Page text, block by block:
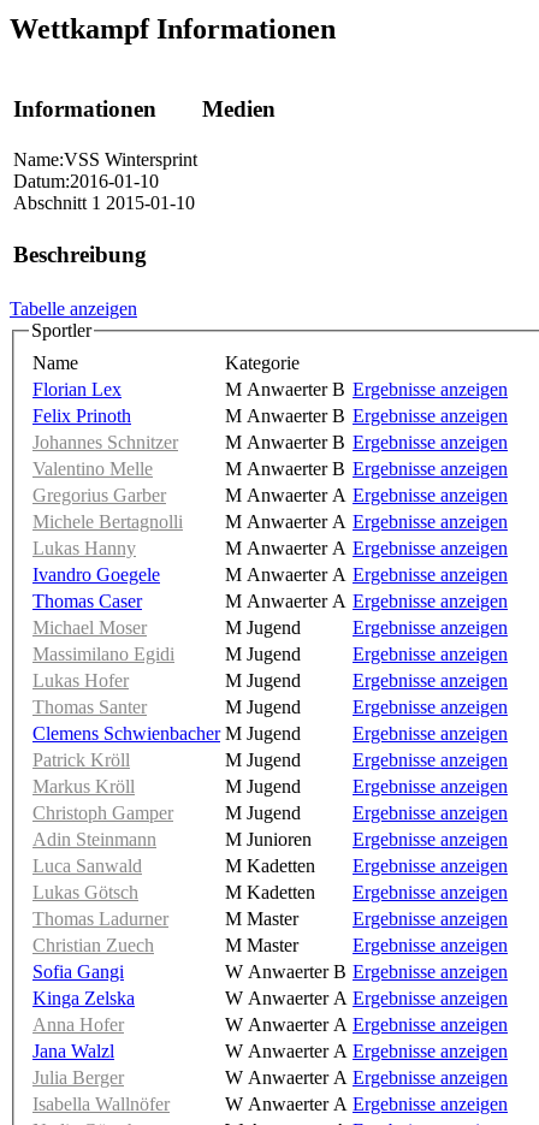
Wettkampf Informationen
Informationen Medien
Name:VSS Wintersprint
Datum:2016-01-10
Abschnitt 1 2015-01-10
Beschreibung
Tabelle anzeigen
Sportler
Name
Kategorie
Florian Lex
M Anwaerter B Ergebnisse anzeigen
Felix Prinoth
M Anwaerter B Ergebnisse anzeigen
Johannes Schnitzer
M Anwaerter B Ergebnisse anzeigen
Valentino Melle
M Anwaerter B Ergebnisse anzeigen
Gregorius Garber
M Anwaerter A Ergebnisse anzeigen
Michele Bertagnolli
M Anwaerter A Ergebnisse anzeigen
Lukas Hanny
M Anwaerter A Ergebnisse anzeigen
Ivandro Goegele
M Anwaerter A Ergebnisse anzeigen
Thomas Caser
M Anwaerter A Ergebnisse anzeigen
Michael Moser
M Jugend
Ergebnisse anzeigen
Massimilano Egidi
M Jugend
Ergebnisse anzeigen
Lukas Hofer
M Jugend
Ergebnisse anzeigen
Thomas Santer
M Jugend
Ergebnisse anzeigen
Clemens Schwienbacher M Jugend
Ergebnisse anzeigen
Patrick Kröll
M Jugend
Ergebnisse anzeigen
Markus Kröll
M Jugend
Ergebnisse anzeigen
Christoph Gamper
M Jugend
Ergebnisse anzeigen
Adin Steinmann
M Junioren
Ergebnisse anzeigen
Luca Sanwald
M Kadetten
Ergebnisse anzeigen
Lukas Götsch
M Kadetten
Ergebnisse anzeigen
Thomas Ladurner
M Master
Ergebnisse anzeigen
Christian Zuech
M Master
Ergebnisse anzeigen
Sofia Gangi
W Anwaerter B Ergebnisse anzeigen
Kinga Zelska
W Anwaerter A Ergebnisse anzeigen
Anna Hofer
W Anwaerter A Ergebnisse anzeigen
Jana Walzl
W Anwaerter A Ergebnisse anzeigen
Julia Berger
W Anwaerter A Ergebnisse anzeigen
Isabella Wallnöfer
W Anwaerter A Ergebnisse anzeigen